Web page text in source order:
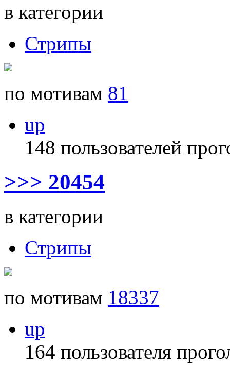
в категории
Стрипы
по мотивам 81
up
148 пользователей
>>> 20454
в категории
Стрипы
по мотивам 18337
up
164 пользователя